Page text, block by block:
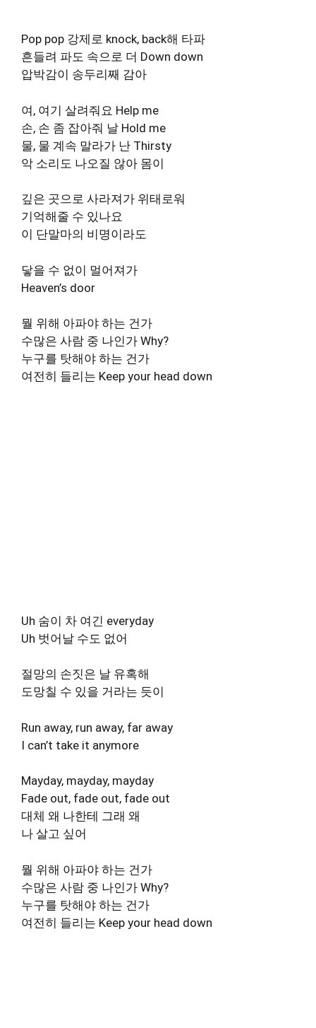
Pop pop 강제로 knock, back해 타파
흔들려 파도 속으로 더 Down down
압박감이 송두리째 감아
여, 여기 살려줘요 Help me
손, 손 좀 잡아줘 날 Hold me
물, 물 계속 말라가 난 Thirsty
악 소리도 나오질 않아 몸이
깊은 곳으로 사라져가 위태로워
기억해줄 수 있나요
이 단말마의 비명이라도
닿을 수 없이 멀어져가
Heaven’s door
뭘 위해 아파야 하는 건가
수많은 사람 중 나인가 Why?
누구를 탓해야 하는 건가
여전히 들리는 Keep your head down
Uh 숨이 차 여긴 everyday
Uh 벗어날 수도 없어
절망의 손짓은 날 유혹해
도망칠 수 있을 거라는 듯이
Run away, run away, far away
I can’t take it anymore
Mayday, mayday, mayday
Fade out, fade out, fade out
대체 왜 나한테 그래 왜
나 살고 싶어
뭘 위해 아파야 하는 건가
수많은 사람 중 나인가 Why?
누구를 탓해야 하는 건가
여전히 들리는 Keep your head down